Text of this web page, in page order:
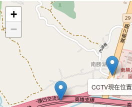
CCTV現在位置
+
−